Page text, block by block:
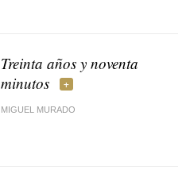
Treinta años y noventa
minutos
MIGUEL MURADO